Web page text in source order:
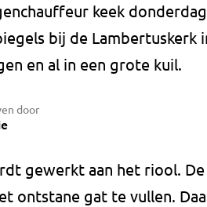
keek
bij de Lambertuskerk
en al in een grote kuil.
door
gewerkt aan het riool.
ontstane gat te vullen.